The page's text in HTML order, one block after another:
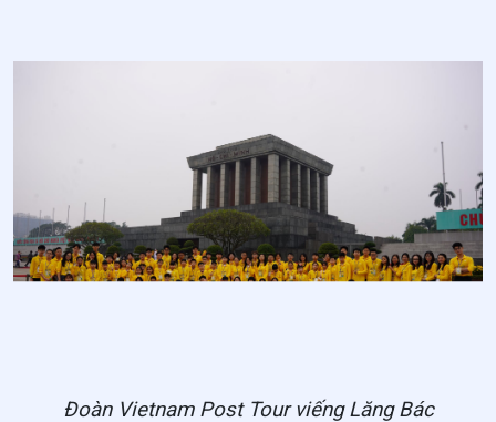
Đoàn Vietnam Post Tour viếng Lăng Bác